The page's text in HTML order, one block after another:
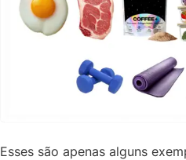
Esses são apenas alguns